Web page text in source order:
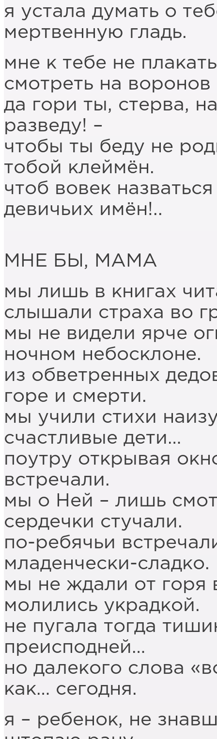
я устала думать о
мертвенную гладь.
мне к тебе не
смотреть на воронов
да гори ты, стерва,
разведу! –
чтобы ты беду не
тобой клеймён.
чтоб вовек
девичьих имён!..
МНЕ БЫ, МАМА
мы лишь в книгах
слышали страха во
мы не видели ярче
ночном небосклоне.
из обветренных
горе и смерти.
мы учили стихи
счастливые дети…
поутру открывая
встречали.
мы о Ней – лишь
сердечки стучали.
по-ребячьи
младенчески-сладко.
мы не ждали от горя
молились украдкой.
не пугала тогда
преисподней…
но далекого слова
как… сегодня.
я – ребенок, не